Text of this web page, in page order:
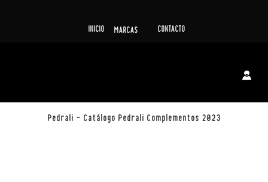
INICIO MARCAS CONTACTO
Pedrali – Catálogo Pedrali Complementos 2023